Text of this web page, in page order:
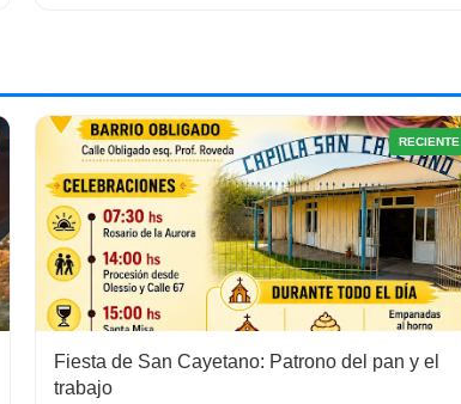
RECIENTE
Fiesta de San Cayetano: Patrono del pan y el
trabajo